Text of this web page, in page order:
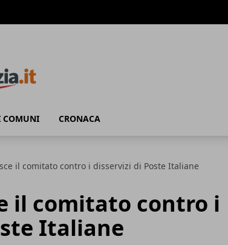
COMUNI CRONACA
il comitato contro i disservizi di Poste Italiane
il comitato contro i
Italiane